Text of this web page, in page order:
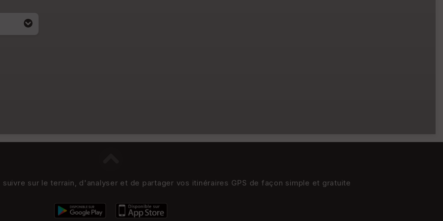
sur le terrain, d'analyser et de partager vos itinéraires GPS de façon simple et gratuite